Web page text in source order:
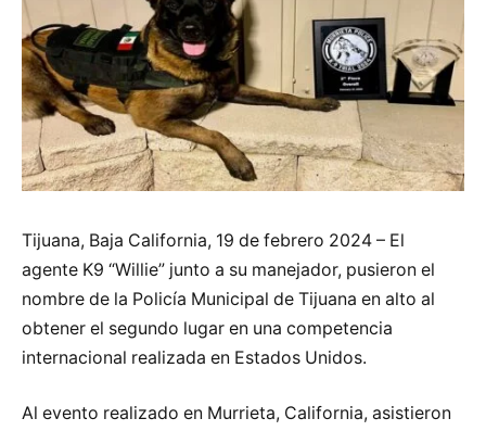
Tijuana, Baja California, 19 de febrero 2024 – El
agente K9 “Willie” junto a su manejador, pusieron el
nombre de la Policía Municipal de Tijuana en alto al
obtener el segundo lugar en una competencia
internacional realizada en Estados Unidos.
Al evento realizado en Murrieta, California, asistieron